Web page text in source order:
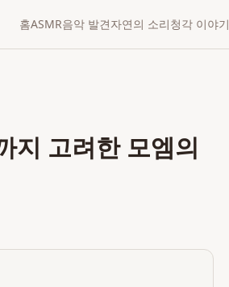
홈ASMR음악 발견자연의 소리청각 이야기
지 고려한 모엠의